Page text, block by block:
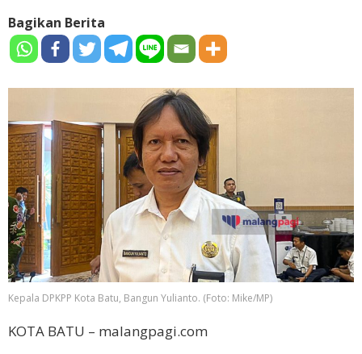
Bagikan Berita
Kepala DPKPP Kota Batu, Bangun Yulianto. (Foto: Mike/MP)
KOTA BATU – malangpagi.com